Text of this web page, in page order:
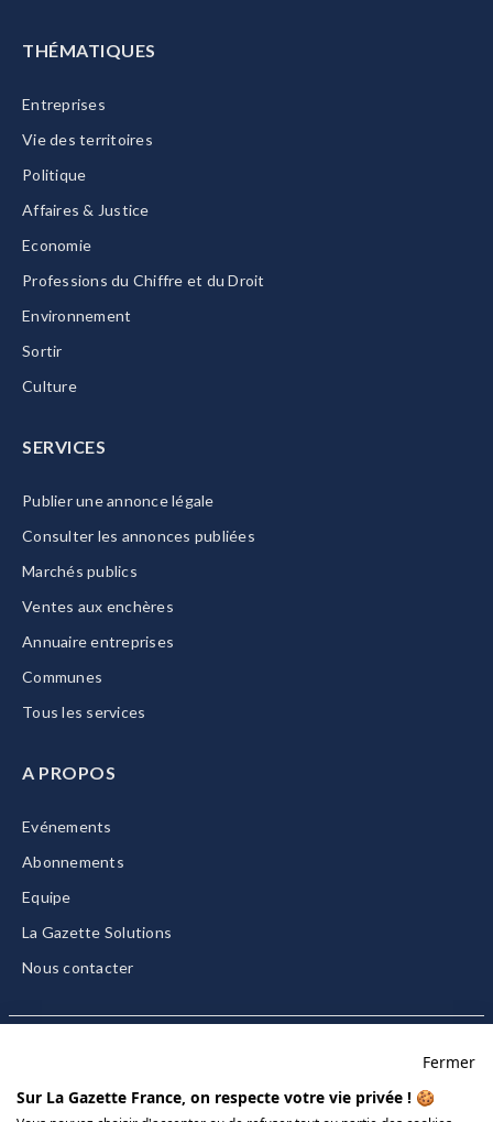
THÉMATIQUES
Entreprises
Vie des territoires
Politique
Affaires & Justice
Economie
Professions du Chiffre et du Droit
Environnement
Sortir
Culture
SERVICES
Publier une annonce légale
Consulter les annonces publiées
Marchés publics
Ventes aux enchères
Annuaire entreprises
Communes
Tous les services
A PROPOS
Evénements
Abonnements
Equipe
La Gazette Solutions
Nous contacter
CGU/CGV
Fermer
Sur La Gazette France, on respecte votre vie privée ! 🍪